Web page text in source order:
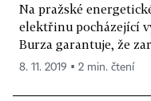
Na pražské
elektřinu pocházející
Burza garantuje, že
8. 11. 2019 ▪ 2 min. čtení